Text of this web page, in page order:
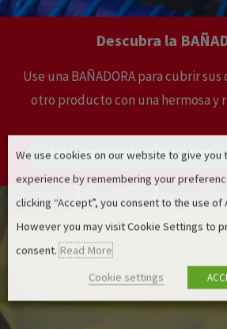
Descubra la
Use una BAÑADORA para cubrir
otro producto con una hermosa y
MÁS INFORMACIÓN SOBRE
We use cookies on our website to give you
experience by remembering your
clicking “Accept”, you consent to the use of
However you may visit Cookie Settings to
consent. Read More
Cookie settings